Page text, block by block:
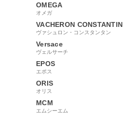
OMEGA
オメガ
VACHERON CONSTANTIN
ヴァシュロン・コンスタンタン
Versace
ヴェルサーチ
EPOS
エポス
ORIS
オリス
MCM
エムシーエム